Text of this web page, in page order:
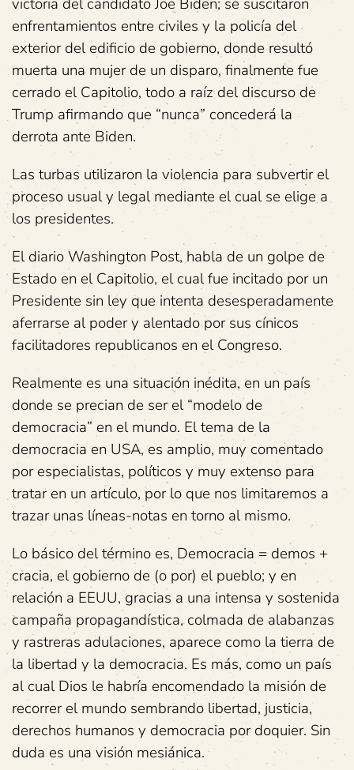
enfrentamientos entre civiles y la policía del
exterior del edificio de gobierno, donde resultó
muerta una mujer de un disparo, finalmente fue
cerrado el Capitolio, todo a raíz del discurso de
Trump afirmando que “nunca” concederá la
derrota ante Biden.
Las turbas utilizaron la violencia para subvertir el
proceso usual y legal mediante el cual se elige a
los presidentes.
El diario Washington Post, habla de un golpe de
Estado en el Capitolio, el cual fue incitado por un
Presidente sin ley que intenta desesperadamente
aferrarse al poder y alentado por sus cínicos
facilitadores republicanos en el Congreso.
Realmente es una situación inédita, en un país
donde se precian de ser el “modelo de
democracia” en el mundo. El tema de la
democracia en USA, es amplio, muy comentado
por especialistas, políticos y muy extenso para
tratar en un artículo, por lo que nos limitaremos a
trazar unas líneas-notas en torno al mismo.
Lo básico del término es, Democracia = demos +
cracia, el gobierno de (o por) el pueblo; y en
relación a EEUU, gracias a una intensa y sostenida
campaña propagandística, colmada de alabanzas
y rastreras adulaciones, aparece como la tierra de
la libertad y la democracia. Es más, como un país
al cual Dios le habría encomendado la misión de
recorrer el mundo sembrando libertad, justicia,
derechos humanos y democracia por doquier. Sin
duda es una visión mesiánica.